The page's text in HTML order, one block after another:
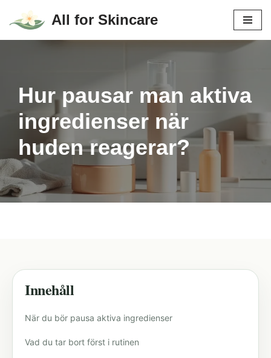
Hoppa
All for Skincare
Hur pausar man aktiva
ingredienser när
huden reagerar?
Innehåll
När du bör pausa aktiva ingredienser
Vad du tar bort först i rutinen